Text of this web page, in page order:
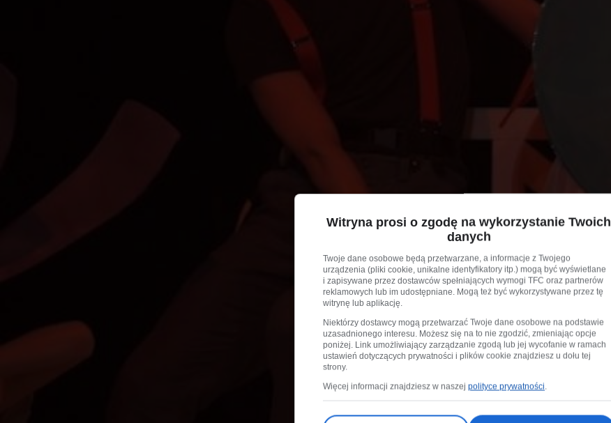
Witryna prosi o zgodę na wykorzystanie Twoich
danych
Twoje dane osobowe będą przetwarzane, a informacje z Twojego
urządzenia (pliki cookie, unikalne identyfikatory itp.) mogą być wyświetlane
i zapisywane przez dostawców spełniających wymogi TFC oraz partnerów
reklamowych lub im udostępniane. Mogą też być wykorzystywane przez tę
witrynę lub aplikację.
Niektórzy dostawcy mogą przetwarzać Twoje dane osobowe na podstawie
uzasadnionego interesu. Możesz się na to nie zgodzić, zmieniając opcje
poniżej. Link umożliwiający zarządzanie zgodą lub jej wycofanie w ramach
ustawień dotyczących prywatności i plików cookie znajdziesz u dołu tej
strony.
Więcej informacji znajdziesz w naszej polityce prywatności.